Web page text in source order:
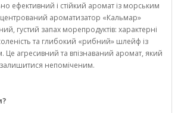
ефективний і стійкий аромат із морським
ароматизатор «Кальмар»
густий запах морепродуктів: характерні
та глибокий «рибний» шлейф із
Це агресивний та впізнаваний аромат, який
непоміченим.